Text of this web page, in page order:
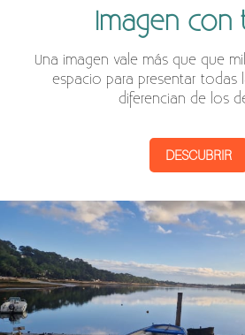
Imagen con
Una imagen vale más que que
espacio para presentar todas
diferencian de los
DESCUBRIR